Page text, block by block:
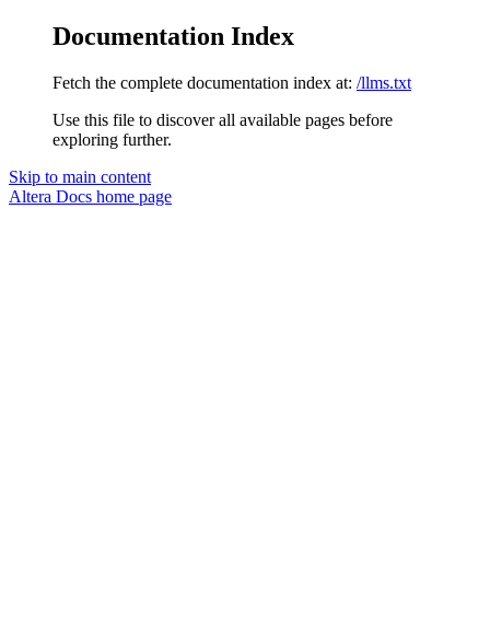
Documentation Index
Fetch the complete documentation index at: /llms.txt
Use this file to discover all available pages before
exploring further.
Skip to main content
Altera Docs home page